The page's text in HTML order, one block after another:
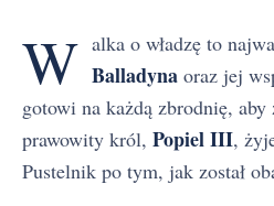
W alka o władzę to
Balladyna oraz jej
gotowi na każdą zbrodnię,
prawowity król, Popiel III,
Pustelnik po tym, jak został